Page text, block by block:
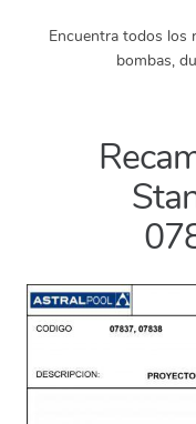
Encuentra todos los
bombas,